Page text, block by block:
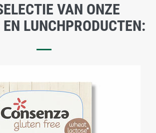
VAN ONZE
LUNCHPRODUCTEN: